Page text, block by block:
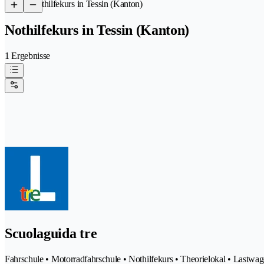
/Nothilfekurs in Tessin (Kanton)
Nothilfekurs in Tessin (Kanton)
1 Ergebnisse
Scuolaguida tre
Fahrschule • Motorradfahrschule • Nothilfekurs • Theorielokal •